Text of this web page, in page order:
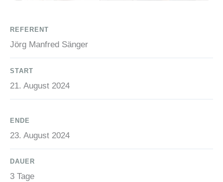
REFERENT
Jörg Manfred Sänger
START
21. August 2024
ENDE
23. August 2024
DAUER
3 Tage